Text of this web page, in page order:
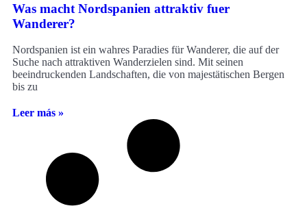
Was macht Nordspanien attraktiv fuer
Wanderer?
Nordspanien ist ein wahres Paradies für Wanderer, die auf der
Suche nach attraktiven Wanderzielen sind. Mit seinen
beeindruckenden Landschaften, die von majestätischen Bergen
bis zu
Leer más »